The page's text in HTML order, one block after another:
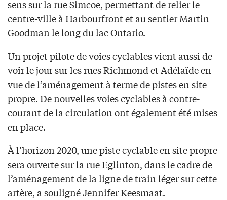
sens sur la rue Simcoe, permettant de relier le
centre-ville à Harbourfront et au sentier Martin
Goodman le long du lac Ontario.
Un projet pilote de voies cyclables vient aussi de
voir le jour sur les rues Richmond et Adélaïde en
vue de l’aménagement à terme de pistes en site
propre. De nouvelles voies cyclables à contre-
courant de la circulation ont également été mises
en place.
À l’horizon 2020, une piste cyclable en site propre
sera ouverte sur la rue Eglinton, dans le cadre de
l’aménagement de la ligne de train léger sur cette
artère, a souligné Jennifer Keesmaat.